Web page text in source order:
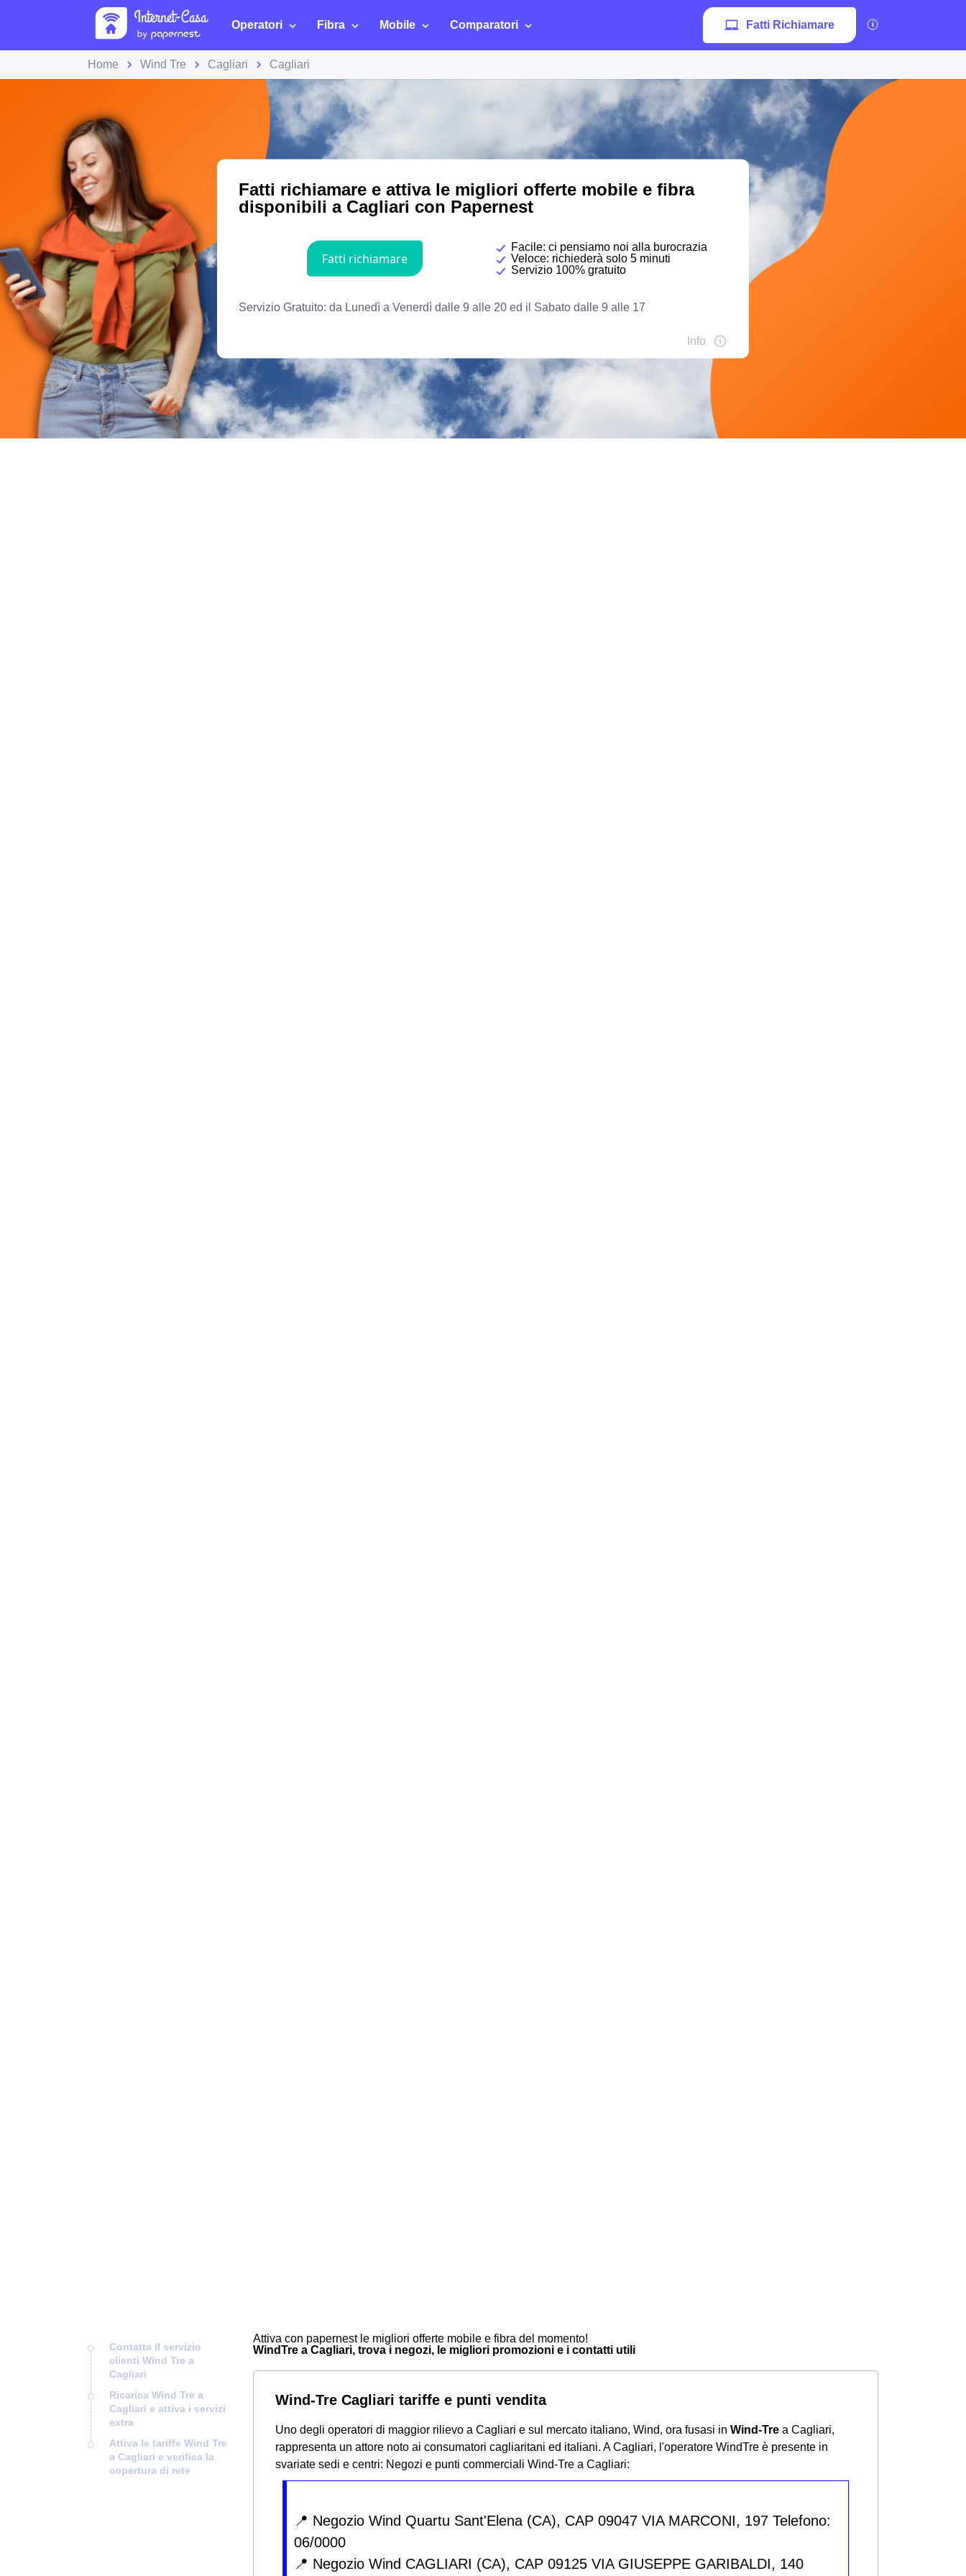
Operatori Fibra Mobile Comparatori Fatti Richiamare
Home Wind Tre Cagliari Cagliari
Contatta il servizio
clienti Wind Tre a
Cagliari
Ricarica Wind Tre a
Cagliari e attiva i servizi
extra
Attiva le tariffe Wind Tre
a Cagliari e verifica la
copertura di rete
Attiva con papernest le migliori offerte mobile e fibra del momento!
WindTre a Cagliari, trova i negozi, le migliori promozioni e i contatti utili
Wind-Tre Cagliari tariffe e punti vendita
Uno degli operatori di maggior rilievo a Cagliari e sul mercato italiano, Wind, ora fusasi in Wind-Tre a Cagliari,
rappresenta un attore noto ai consumatori cagliaritani ed italiani. A Cagliari, l'operatore WindTre è presente in
svariate sedi e centri: Negozi e punti commerciali Wind-Tre a Cagliari:
📍 Negozio Wind Quartu Sant'Elena (CA), CAP 09047 VIA MARCONI, 197 Telefono:
06/0000
📍 Negozio Wind CAGLIARI (CA), CAP 09125 VIA GIUSEPPE GARIBALDI, 140